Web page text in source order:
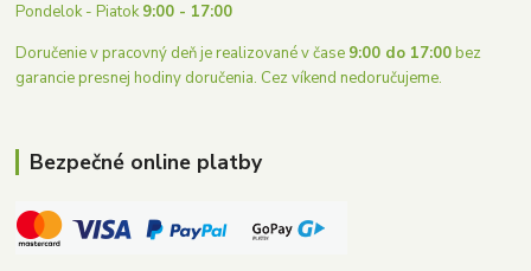
Pondelok - Piatok9:00 - 17:00
Doručenie v pracovný deň je realizované v čase 9:00 do 17:00bez
garancie presnej hodiny doručenia. Cez víkend nedoručujeme.
Bezpečné online platby